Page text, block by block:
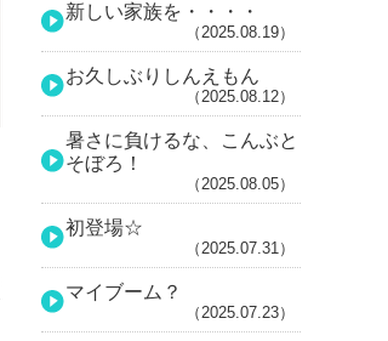
新しい家族を・・・・
（2025.08.19）
お久しぶりしんえもん
（2025.08.12）
暑さに負けるな、こんぶと
そぼろ！
（2025.08.05）
初登場☆
（2025.07.31）
マイブーム？
（2025.07.23）